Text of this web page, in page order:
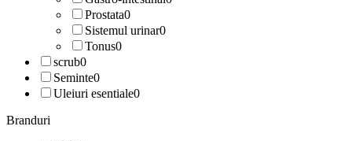
Prostata0
Sistemul urinar0
Tonus0
scrub0
Seminte0
Uleiuri esentiale0
Branduri